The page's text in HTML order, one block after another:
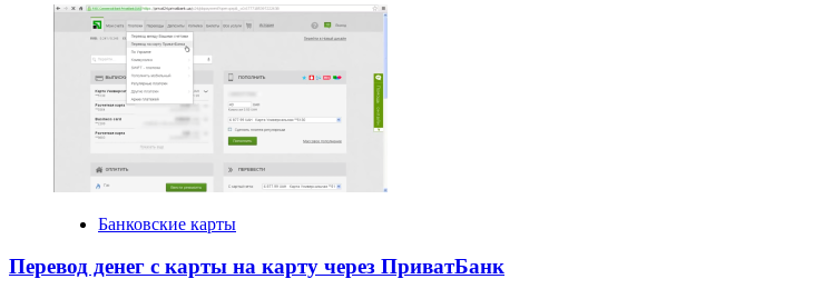
about
Премиум
Карты
Альфа-
Банка:
Обзор
и
Преимущества
Банковские карты
Перевод денег с карты на карту через ПриватБанк